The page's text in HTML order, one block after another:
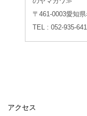
〒461-0003愛知
TEL : 052-935-
アクセス